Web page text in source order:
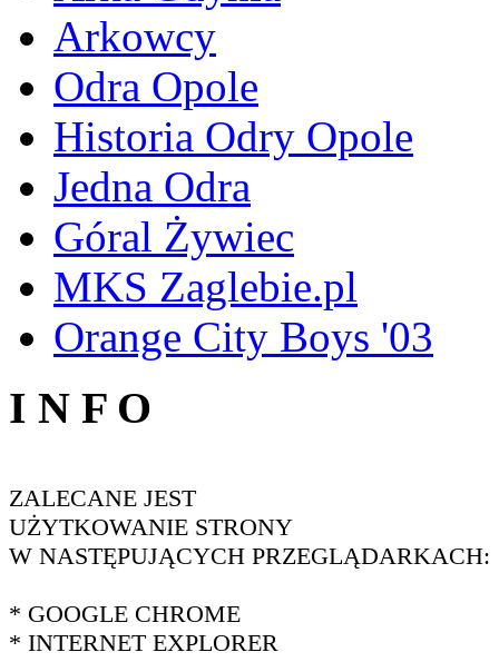
Arkowcy
Odra Opole
Historia Odry Opole
Jedna Odra
Góral Żywiec
MKS Zaglebie.pl
Orange City Boys '03
I N F O
ZALECANE JEST
UŻYTKOWANIE STRONY
W NASTĘPUJĄCYCH PRZEGLĄDARKACH:
* GOOGLE CHROME
* INTERNET EXPLORER